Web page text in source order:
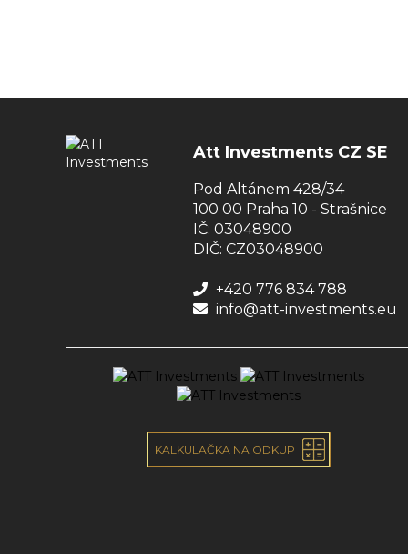
Att Investments CZ SE
Pod Altánem 428/34
100 00 Praha 10 - Strašnice
IČ: 03048900
DIČ: CZ03048900
+420 776 834 788
info@att-investments.eu
KALKULAČKA NA ODKUP